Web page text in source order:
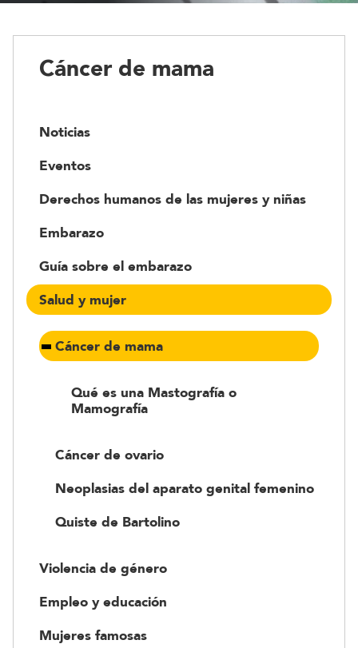
Cáncer de mama
Noticias
Eventos
Derechos humanos de las mujeres y niñas
Embarazo
Guía sobre el embarazo
Salud y mujer
Cáncer de mama
Qué es una Mastografía o
Mamografía
Cáncer de ovario
Neoplasias del aparato genital femenino
Quiste de Bartolino
Violencia de género
Empleo y educación
Mujeres famosas